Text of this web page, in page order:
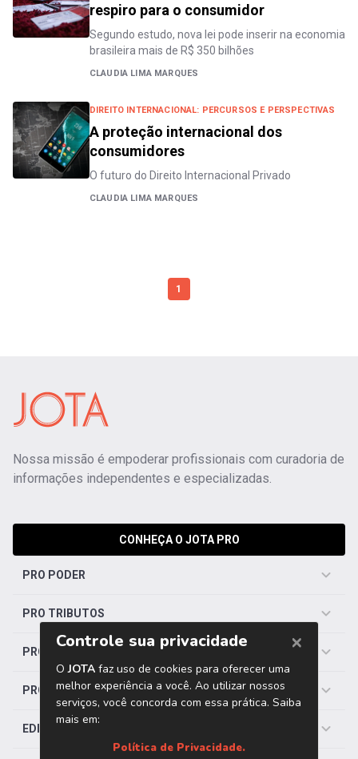
respiro para o consumidor
Segundo estudo, nova lei pode inserir na economia
brasileira mais de R$ 350 bilhões
CLAUDIA LIMA MARQUES
DIREITO INTERNACIONAL: PERCURSOS E PERSPECTIVAS
A proteção internacional dos
consumidores
O futuro do Direito Internacional Privado
CLAUDIA LIMA MARQUES
1
Nossa missão é empoderar profissionais com curadoria de
informações independentes e especializadas.
CONHEÇA O JOTA PRO
PRO PODER
PRO TRIBUTOS
PRO TRABALHISTA
PRO SAÚDE
EDITORIAS